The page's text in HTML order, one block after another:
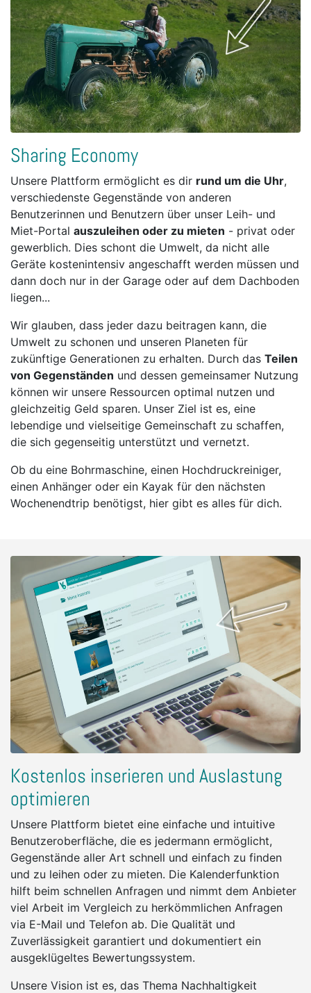
Sharing Economy
Unsere Plattform ermöglicht es dir rund um die Uhr,
verschiedenste Gegenstände von anderen
Benutzerinnen und Benutzern über unser Leih- und
Miet-Portal auszuleihen oder zu mieten - privat oder
gewerblich. Dies schont die Umwelt, da nicht alle
Geräte kostenintensiv angeschafft werden müssen und
dann doch nur in der Garage oder auf dem Dachboden
liegen...
Wir glauben, dass jeder dazu beitragen kann, die
Umwelt zu schonen und unseren Planeten für
zukünftige Generationen zu erhalten. Durch das Teilen
von Gegenständen und dessen gemeinsamer Nutzung
können wir unsere Ressourcen optimal nutzen und
gleichzeitig Geld sparen. Unser Ziel ist es, eine
lebendige und vielseitige Gemeinschaft zu schaffen,
die sich gegenseitig unterstützt und vernetzt.
Ob du eine Bohrmaschine, einen Hochdruckreiniger,
einen Anhänger oder ein Kayak für den nächsten
Wochenendtrip benötigst, hier gibt es alles für dich.
Kostenlos inserieren und Auslastung
optimieren
Unsere Plattform bietet eine einfache und intuitive
Benutzeroberfläche, die es jedermann ermöglicht,
Gegenstände aller Art schnell und einfach zu finden
und zu leihen oder zu mieten. Die Kalenderfunktion
hilft beim schnellen Anfragen und nimmt dem Anbieter
viel Arbeit im Vergleich zu herkömmlichen Anfragen
via E-Mail und Telefon ab. Die Qualität und
Zuverlässigkeit garantiert und dokumentiert ein
ausgeklügeltes Bewertungssystem.
Unsere Vision ist es, das Thema Nachhaltigkeit